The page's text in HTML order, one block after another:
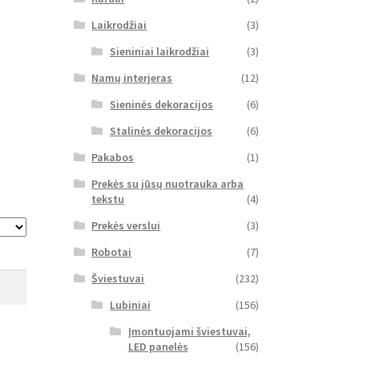
Laikrodžiai
(3)
Sieniniai laikrodžiai
(3)
Namų interjeras
(12)
Sieninės dekoracijos
(6)
Stalinės dekoracijos
(6)
Pakabos
(1)
Prekės su jūsų nuotrauka arba
tekstu
(4)
Prekės verslui
(3)
Robotai
(7)
Šviestuvai
(232)
Lubiniai
(156)
Įmontuojami šviestuvai,
LED panelės
(156)